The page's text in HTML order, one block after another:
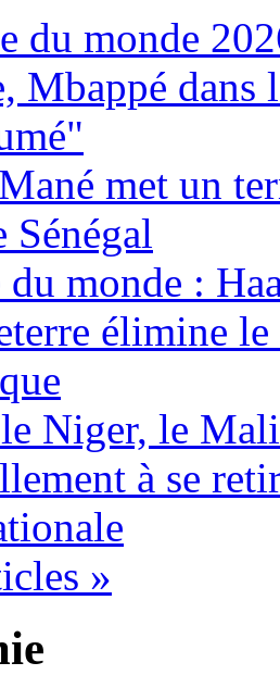
du monde
Mbappé dans
met un
Sénégal
du monde :
élimine
Niger, le
à se
»